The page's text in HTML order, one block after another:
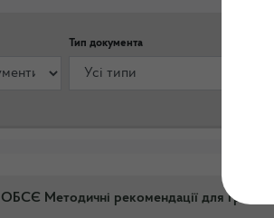
Тип документа
ОБСЄ Методичні рекомендації для